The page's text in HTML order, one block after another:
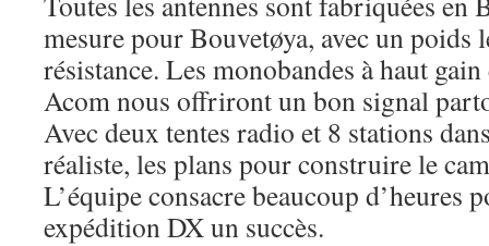
mesure pour Bouvetøya, avec un poids
résistance. Les monobandes à haut
Acom nous offriront un bon signal
Avec deux tentes radio et 8 stations
réaliste, les plans pour construire le
L’équipe consacre beaucoup d’heures
expédition DX un succès.